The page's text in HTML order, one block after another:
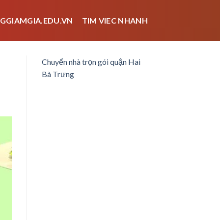
TIM VIEC NHANH
Chuyển nhà trọn gói quận Hai
Bà Trưng